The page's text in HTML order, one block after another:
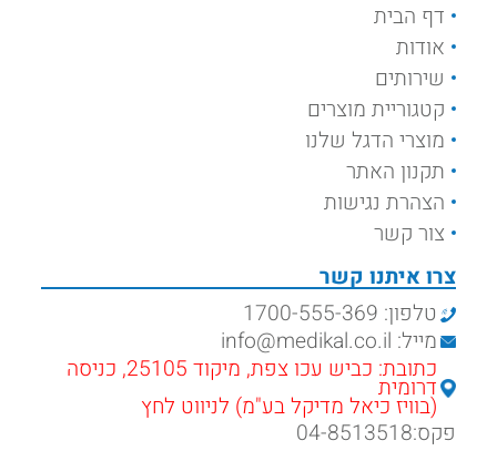
דף הבית
אודות
שירותים
קטגוריית מוצרים
מוצרי הדגל שלנו
תקנון האתר
הצהרת נגישות
צור קשר
צרו איתנו קשר
טלפון: 1700-555-369
מייל: info@medikal.co.il
כתובת: כביש עכו צפת, מיקוד 25105, כניסה
דרומית
(בוויז כיאל מדיקל בע"מ) לניווט לחץ
פקס:04-8513518